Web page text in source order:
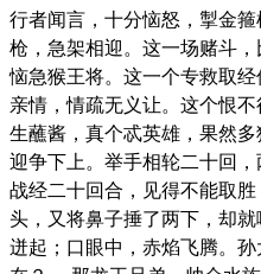
行者闻言，十分恼怒，掣金
枪，急架相迎。这一场赌斗
恼急猴王将。这一个专救取
亲情，情疏无义让。这个恨
生蘸酱，真个忒英雄，果然
迎争下上。举手相轮二十回
战经二十回合，见得不能取
头，又将鼻子捶了两下，却
迸起；口眼中，赤焰飞腾。